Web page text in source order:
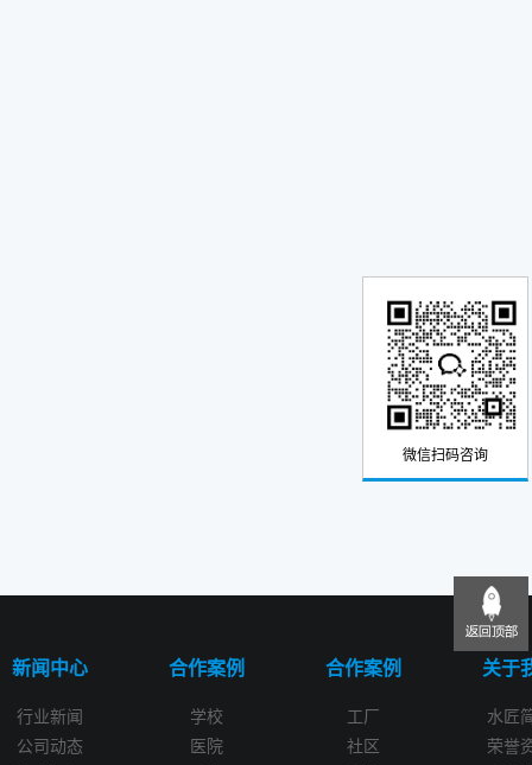
新闻中心
行业新闻
公司动态
合作案例
学校
医院
合作案例
工厂
社区
关于
水匠
荣誉
微信扫码咨询